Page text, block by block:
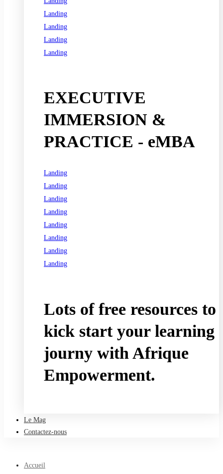
Landing
Landing
Landing
Landing
EXECUTIVE
IMMERSION &
PRACTICE - eMBA
Landing
Landing
Landing
Landing
Landing
Landing
Landing
Landing
Lots of free resources to
kick start your learning
journy with Afrique
Empowerment.
Le Mag
Contactez-nous
Accueil